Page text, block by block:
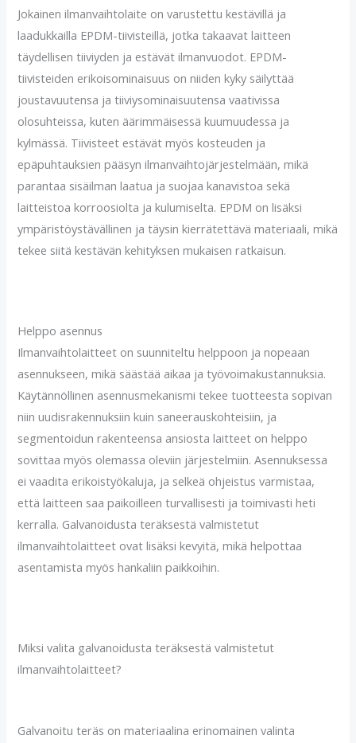
Jokainen ilmanvaihtolaite on varustettu kestävillä ja
laadukkailla EPDM-tiivisteillä, jotka takaavat laitteen
täydellisen tiiviyden ja estävät ilmanvuodot. EPDM-
tiivisteiden erikoisominaisuus on niiden kyky säilyttää
joustavuutensa ja tiiviysominaisuutensa vaativissa
olosuhteissa, kuten äärimmäisessä kuumuudessa ja
kylmässä. Tiivisteet estävät myös kosteuden ja
epäpuhtauksien pääsyn ilmanvaihtojärjestelmään, mikä
parantaa sisäilman laatua ja suojaa kanavistoa sekä
laitteistoa korroosiolta ja kulumiselta. EPDM on lisäksi
ympäristöystävällinen ja täysin kierrätettävä materiaali, mikä
tekee siitä kestävän kehityksen mukaisen ratkaisun.
Helppo asennus
Ilmanvaihtolaitteet on suunniteltu helppoon ja nopeaan
asennukseen, mikä säästää aikaa ja työvoimakustannuksia.
Käytännöllinen asennusmekanismi tekee tuotteesta sopivan
niin uudisrakennuksiin kuin saneerauskohteisiin, ja
segmentoidun rakenteensa ansiosta laitteet on helppo
sovittaa myös olemassa oleviin järjestelmiin. Asennuksessa
ei vaadita erikoistyökaluja, ja selkeä ohjeistus varmistaa,
että laitteen saa paikoilleen turvallisesti ja toimivasti heti
kerralla. Galvanoidusta teräksestä valmistetut
ilmanvaihtolaitteet ovat lisäksi kevyitä, mikä helpottaa
asentamista myös hankaliin paikkoihin.
Miksi valita galvanoidusta teräksestä valmistetut
ilmanvaihtolaitteet?
Galvanoitu teräs on materiaalina erinomainen valinta